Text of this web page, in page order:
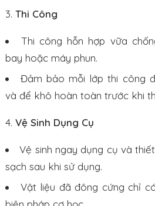
Thi Công
Thi công hỗn hợp vữa
bay hoặc máy phun.
Đảm bảo mỗi lớp thi công
và để khô hoàn toàn trước khi
Vệ Sinh Dụng Cụ
Vệ sinh ngay dụng cụ và
sạch sau khi sử dụng.
Vật liệu đã đông cứng chỉ